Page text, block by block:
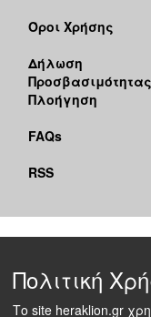
Όροι Χρήσης
Δήλωση
Προσβασιμότητας
Πλοήγηση
FAQs
RSS
Πολιτική
Το site heraklion.gr